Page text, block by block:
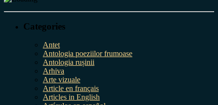
Categories
Antet
Antologia poeziilor frumoase
Antologia rușinii
Arhiva
Arte vizuale
Article en français
Articles in English